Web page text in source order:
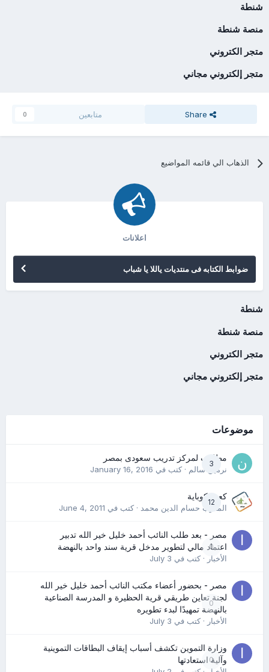
شنطة
منصة شنطة
متجر الكتروني
متجر إلكتروني مجاني
Share متابعين 0
الذهاب الي قائمه المواضيع
اعلانات
ضوابط الكتابه فى منتديات ياللا يا شباب
شنطة
منصة شنطة
متجر الكتروني
متجر إلكتروني مجاني
موضوعات
3
مطلوب لمركز تدريب سعودى بمصر
نرمين سالم· كتب في January 16, 2016
12
كعب كوباية
المدرب حسام الدين محمد· كتب في June 4, 2011
0
مصر - بعد طلب النائب أحمد خليل خير الله تدبير
اعتماد مالي لتطوير مدخل قرية سند واحد بالنهضة
الأخبار· كتب في July 3
0
مصر - بحضور أعضاء مكتب النائب أحمد خليل خير الله
لجنة تعاين طريقي قرية الحظيرة و المدرسة الصناعية
بالنهضة تمهيدًا لبدء تطويره
الأخبار· كتب في July 3
0
وزارة التموين تكشف أسباب إيقاف البطاقات التموينية
وآلية استعادتها